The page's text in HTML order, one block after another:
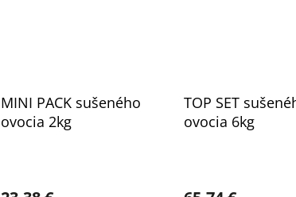
MINI PACK sušeného
ovocia 2kg
TOP SET
ovocia 6kg